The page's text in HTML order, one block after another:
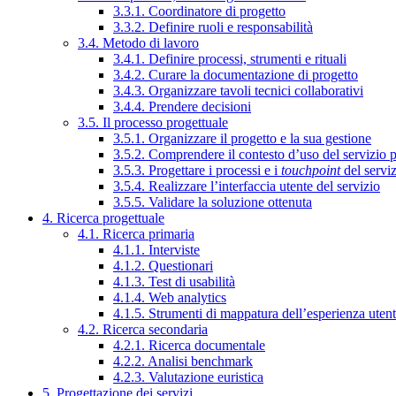
3.3.1. Coordinatore di progetto
3.3.2. Definire ruoli e responsabilità
3.4. Metodo di lavoro
3.4.1. Definire processi, strumenti e rituali
3.4.2. Curare la documentazione di progetto
3.4.3. Organizzare tavoli tecnici collaborativi
3.4.4. Prendere decisioni
3.5. Il processo progettuale
3.5.1. Organizzare il progetto e la sua gestione
3.5.2. Comprendere il contesto d’uso del servizio
3.5.3. Progettare i processi e i touchpointdel
3.5.4. Realizzare l’interfaccia utente del servizio
3.5.5. Validare la soluzione ottenuta
4. Ricerca progettuale
4.1. Ricerca primaria
4.1.1. Interviste
4.1.2. Questionari
4.1.3. Test di usabilità
4.1.4. Web analytics
4.1.5. Strumenti di mappatura dell’esperienza
4.2. Ricerca secondaria
4.2.1. Ricerca documentale
4.2.2. Analisi benchmark
4.2.3. Valutazione euristica
5. Progettazione dei servizi